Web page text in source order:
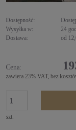
Dostępność:
Wysyłka w:
24
Dostawa:
od
Cena:
zawiera 23% VAT, bez
szt.